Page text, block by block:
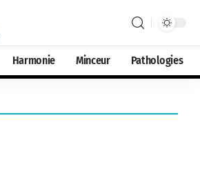
Harmonie Minceur Pathologies